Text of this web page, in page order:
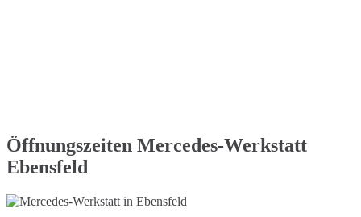
Öffnungszeiten Mercedes-Werkstatt
Ebensfeld